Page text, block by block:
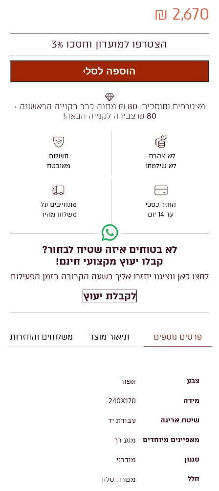
2,670 ₪
הצטרפו למועדון וחסכו 3%
הוספה לסל
מצטרפים וחוסכים: 80 ₪ מתנה כבר בקנייה הראשונה +
80 ₪ צבירה לקנייה הבאה!
לא אהבת-
לא שילמת!
החזר כספי
עד 14 יום
תשלום
מאובטח
מתחייבים על
משלוח מהיר
לא בטוחים איזה שטיח לבחור?
קבלו יעוץ מקצועי חינם!
לחצו כאן ונציגנו יחזרו אליך בשעה הקרובה בזמן הפעילות
לקבלת יעוץ
פרטים נוספים תיאור מוצר משלוחים והחזרות
צבע אפור
מידה 240X170
שיטת אריגה עבודת יד
מאפיינים מיוחדים מגע רך
סגנון מודרני
חלל משרד, סלון